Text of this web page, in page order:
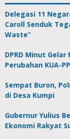
Delegasi 11
Caroll Senduk
Waste”
DPRD Minut Gelar
Perubahan KUA-
Sempat Buron,
di Desa Kumpi
Gubernur Yulius
Ekonomi Rakyat